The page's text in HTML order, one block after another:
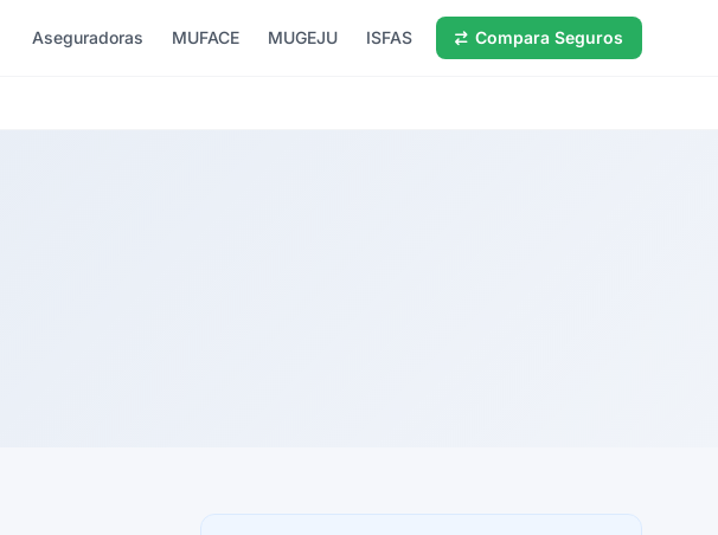
Aseguradoras MUFACE MUGEJU ISFAS Compara Seguros